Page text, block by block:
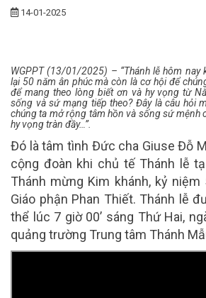
14-01-2025
WGPPT (13/01/2025) – “Thánh lễ hôm nay
lại 50 năm ân phúc mà còn là cơ hội để
để mang theo lòng biết ơn và hy vọng từ
sống và sứ mạng tiếp theo? Đây là câu hỏi
chúng ta mở rộng tâm hồn và sống sứ mệnh
hy vọng tràn đầy…”.
Đó là tâm tình Đức cha Giuse Đỗ
cộng đoàn khi chủ tế Thánh lễ
Thánh mừng Kim khánh, kỷ
Giáo phận Phan Thiết. Thánh lễ
thể lúc 7 giờ 00’ sáng Thứ Hai,
quảng trường Trung tâm Thánh